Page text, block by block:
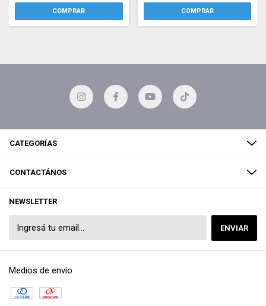
CATEGORÍAS
CONTACTÁNOS
NEWSLETTER
Medios de envío